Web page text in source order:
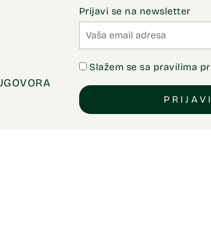
Prijavi se na newsletter
Slažem se sa pravilima